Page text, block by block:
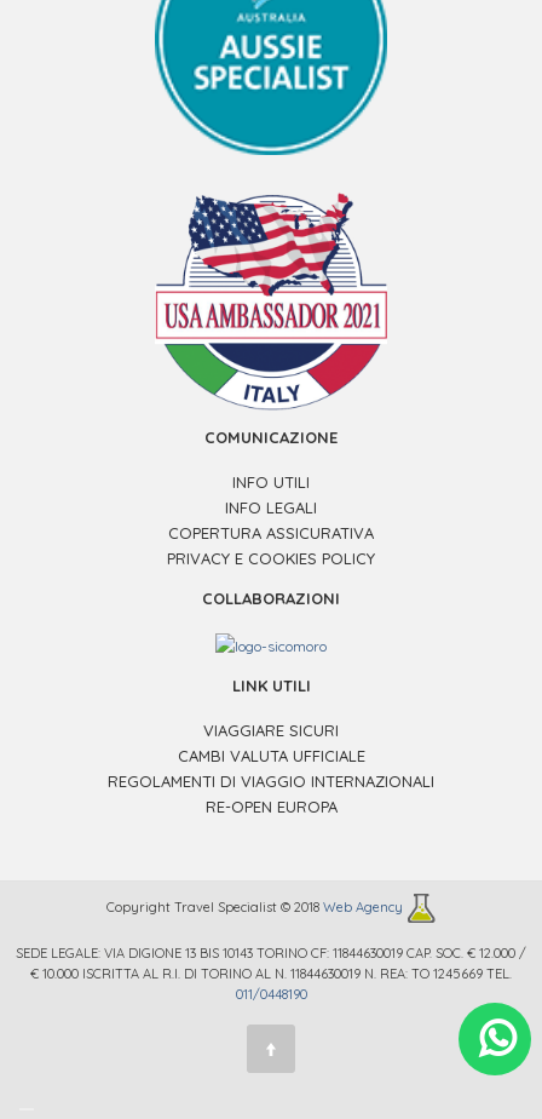
COMUNICAZIONE
INFO UTILI
INFO LEGALI
COPERTURA ASSICURATIVA
PRIVACY E COOKIES POLICY
COLLABORAZIONI
LINK UTILI
VIAGGIARE SICURI
CAMBI VALUTA UFFICIALE
REGOLAMENTI DI VIAGGIO INTERNAZIONALI
RE-OPEN EUROPA
Copyright Travel Specialist © 2018 Web Agency
SEDE LEGALE: VIA DIGIONE 13 BIS 10143 TORINO CF: 11844630019 CAP. SOC. € 12.000 /
€ 10.000 ISCRITTA AL R.I. DI TORINO AL N. 11844630019 N. REA: TO 1245669 TEL.
011/0448190